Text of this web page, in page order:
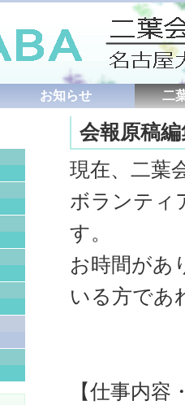
お知らせ 二
会報原稿
現在、二葉
ボランティ
す。
お時間があ
いる方であ
【仕事内容